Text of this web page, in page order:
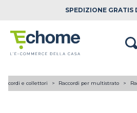
SPEDIZIONE GRATIS
e collettori Raccordi per multistrato